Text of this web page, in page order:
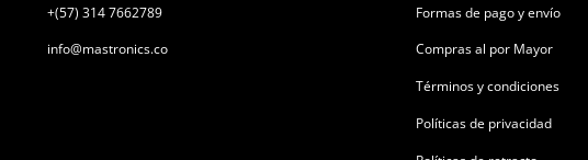
+(57) 314 7662789
info@mastronics.co
Formas de pago y envío
Compras al por Mayor
Términos y condiciones
Políticas de privacidad